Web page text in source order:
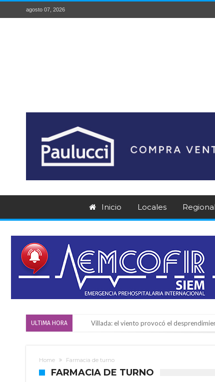
agosto 07, 2026
Inicio Locales
ULTIMA HORA Villada: el viento provocó el
Colecta solidaria de juguetes en Firmat
Firmat: “Codo a codo” lanza una
Home Farmacia de turno
FARMACIA DE TURNO